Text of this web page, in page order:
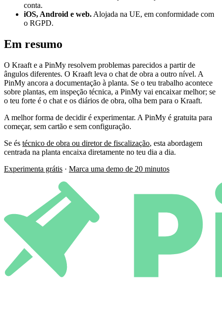
conta.
iOS, Android e web. Alojada na UE, em conformidade com
o RGPD.
Em resumo
O Kraaft e a PinMy resolvem problemas parecidos a partir de
ângulos diferentes. O Kraaft leva o chat de obra a outro nível. A
PinMy ancora a documentação à planta. Se o teu trabalho acontece
sobre plantas, em inspeção técnica, a PinMy vai encaixar melhor; se
o teu forte é o chat e os diários de obra, olha bem para o Kraaft.
A melhor forma de decidir é experimentar. A PinMy é gratuita para
começar, sem cartão e sem configuração.
Se és técnico de obra ou diretor de fiscalização, esta abordagem
centrada na planta encaixa diretamente no teu dia a dia.
Experimenta grátis · Marca uma demo de 20 minutos